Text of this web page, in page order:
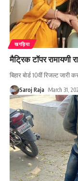
खगड़िया
मैट्रिक टॉपर रामायणी
बिहार बोर्ड 10वीं रिजल्ट जारी
Saroj Raja March 31,